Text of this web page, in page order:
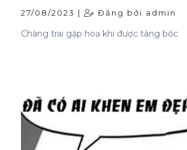
27/08/2023 | Đăng bởi admin
Chàng trai gặp hoạ khi được tâng bốc